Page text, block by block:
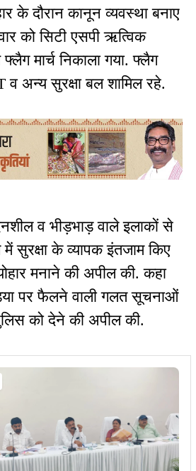
के दौरान कानून व्यवस्था बनाए
को सिटी एसपी ऋत्विक
मार्च निकाला गया. फ्लैग
व अन्य सुरक्षा बल शामिल रहे.
व भीड़भाड़ वाले इलाकों से
सुरक्षा के व्यापक इंतजाम किए
मनाने की अपील की. कहा
पर फैलने वाली गलत सूचनाओं
को देने की अपील की.